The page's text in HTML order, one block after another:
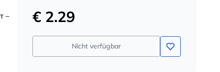
– € 2.29
Nicht verfügbar